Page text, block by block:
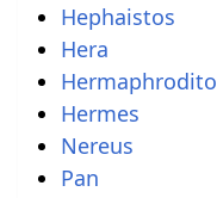
Hephaistos
Hera
Hermes
Nereus
Pan